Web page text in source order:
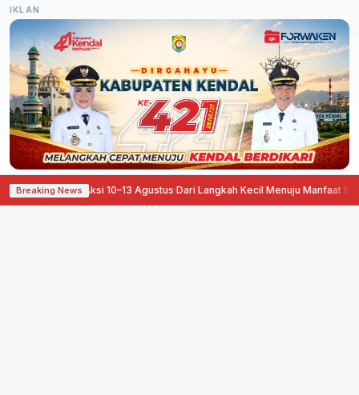
IKLAN
Breaking News
Aksi 10–13 Agustus·Dari Langkah Kecil Menuju Manfaat Besar,